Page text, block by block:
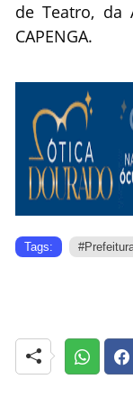
de Teatro, da
CAPENGA.
Tags: